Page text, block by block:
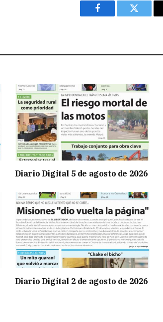
Facebook Twitter
Diario Digital 5 de agosto de 2026
Diario Digital 2 de agosto de 2026